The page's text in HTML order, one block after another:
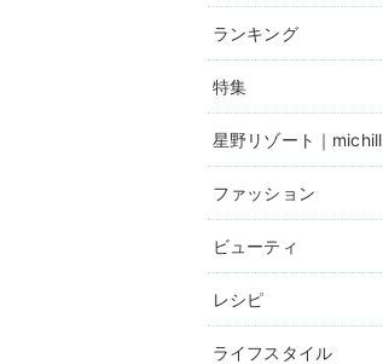
ランキング
特集
星野リゾート｜michill
ファッション
ビューティ
レシピ
ライフスタイル